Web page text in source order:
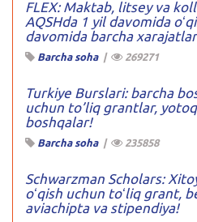
FLEX: Maktab, litsey va
AQSHda 1 yil davomida
davomida barcha
Barcha soha| 269271
Turkiye Burslari: barcha
uchun to’liq grantlar,
boshqalar!
Barcha soha| 235858
Schwarzman Scholars:
oʻqish uchun toʻliq grant,
aviachipta va stipendiya!